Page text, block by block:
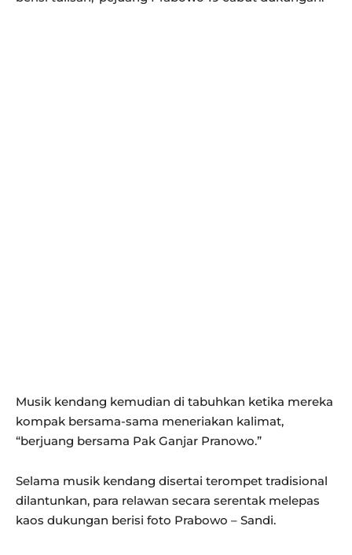
Musik kendang kemudian di tabuhkan ketika mereka
kompak bersama-sama meneriakan kalimat,
“berjuang bersama Pak Ganjar Pranowo.”
Selama musik kendang disertai terompet tradisional
dilantunkan, para relawan secara serentak melepas
kaos dukungan berisi foto Prabowo – Sandi.